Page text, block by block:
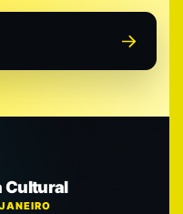
Cultural